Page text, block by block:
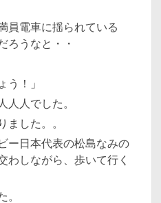
員電車に揺られている
ろうなと・・
う！」
人人でした。
ました。。
ー日本代表の松島なみの
わしながら、歩いて行く
。